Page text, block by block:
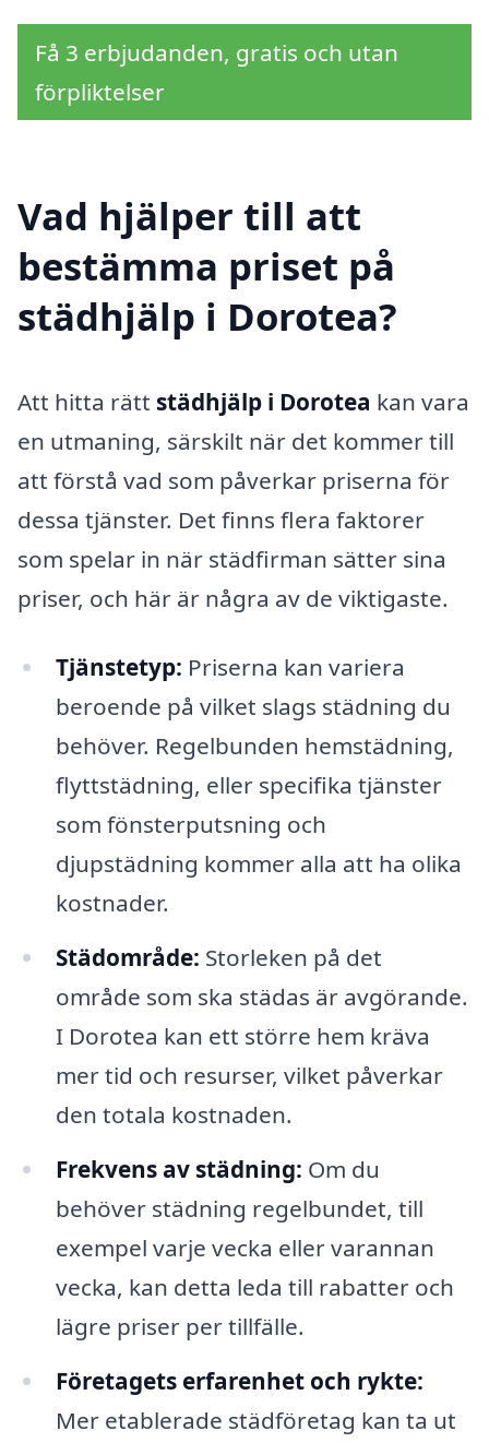
Få 3 erbjudanden, gratis och utan
förpliktelser
Vad hjälper till att
bestämma priset på
städhjälp i Dorotea?
Att hitta rätt städhjälp i Dorotea kan vara
en utmaning, särskilt när det kommer till
att förstå vad som påverkar priserna för
dessa tjänster. Det finns flera faktorer
som spelar in när städfirman sätter sina
priser, och här är några av de viktigaste.
Tjänstetyp: Priserna kan variera
beroende på vilket slags städning du
behöver. Regelbunden hemstädning,
flyttstädning, eller specifika tjänster
som fönsterputsning och
djupstädning kommer alla att ha olika
kostnader.
Städområde: Storleken på det
område som ska städas är avgörande.
I Dorotea kan ett större hem kräva
mer tid och resurser, vilket påverkar
den totala kostnaden.
Frekvens av städning: Om du
behöver städning regelbundet, till
exempel varje vecka eller varannan
vecka, kan detta leda till rabatter och
lägre priser per tillfälle.
Företagets erfarenhet och rykte:
Mer etablerade städföretag kan ta ut